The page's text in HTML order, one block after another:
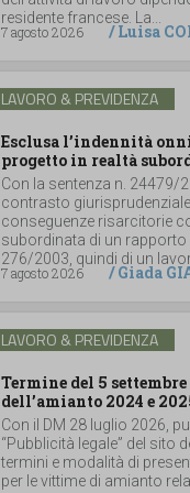
residente francese. La...
7 agosto 2026
/Luisa
LAVORO & PREVIDENZA
Esclusa l’indennità
progetto in realtà
Con la sentenza n. 24479/
contrasto
conseguenze risarcitorie
subordinata di un rapporto
276/2003, quindi di un
7 agosto 2026
/Giada
LAVORO & PREVIDENZA
Termine del 5
dell’amianto 2024 e
Con il DM 28 luglio 2026,
“Pubblicità legale” del sito
termini e modalità di
per le vittime di amianto